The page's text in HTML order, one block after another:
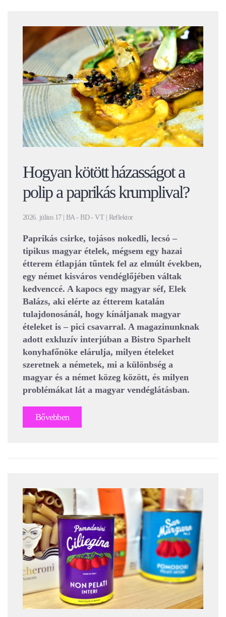
Hogyan kötött házasságot a
polip a paprikás krumplival?
2026. július 17 | BA - BD - VT | Reflektor
Paprikás csirke, tojásos nokedli, lecsó –
tipikus magyar ételek, mégsem egy hazai
étterem étlapján tűntek fel az elmúlt években,
egy német kisváros vendéglőjében váltak
kedvenccé. A kapocs egy magyar séf, Elek
Balázs, aki elérte az étterem katalán
tulajdonosánál, hogy kínáljanak magyar
ételeket is – pici csavarral. A magazinunknak
adott exkluzív interjúban a Bistro Sparhelt
konyhafőnöke elárulja, milyen ételeket
szeretnek a németek, mi a különbség a
magyar és a német közeg között, és milyen
problémákat lát a magyar vendéglátásban.
Bővebben